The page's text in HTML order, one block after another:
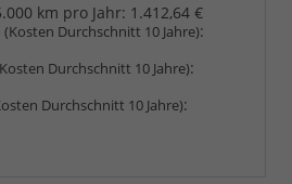
km pro Jahr: 1.412,64 €
(Kosten Durchschnitt 10 Jahre):
Durchschnitt 10 Jahre):
Durchschnitt 10 Jahre):